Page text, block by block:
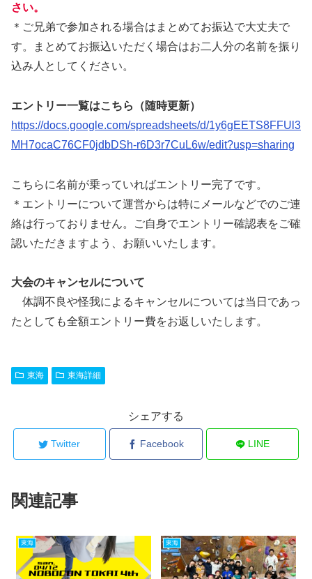
さい。
＊ご兄弟で参加される場合はまとめてお振込で大丈夫で
す。まとめてお振込いただく場合はお二人分の名前を振り
込み人としてください。
エントリー一覧はこちら（随時更新）
https://docs.google.com/spreadsheets/d/1y6gEETS8FFUl3
MH7ocaC76CF0jdbDSh-r6D3r7CuL6w/edit?usp=sharing
こちらに名前が乗っていればエントリー完了です。
＊エントリーについて運営からは特にメールなどでのご連
絡は行っておりません。ご自身でエントリー確認表をご確
認いただきますよう、お願いいたします。
大会のキャンセルについて
体調不良や怪我によるキャンセルについては当日であっ
たとしても全額エントリー費をお返しいたします。
東海 東海詳細
シェアする
Twitter Facebook LINE
関連記事
東海 東海